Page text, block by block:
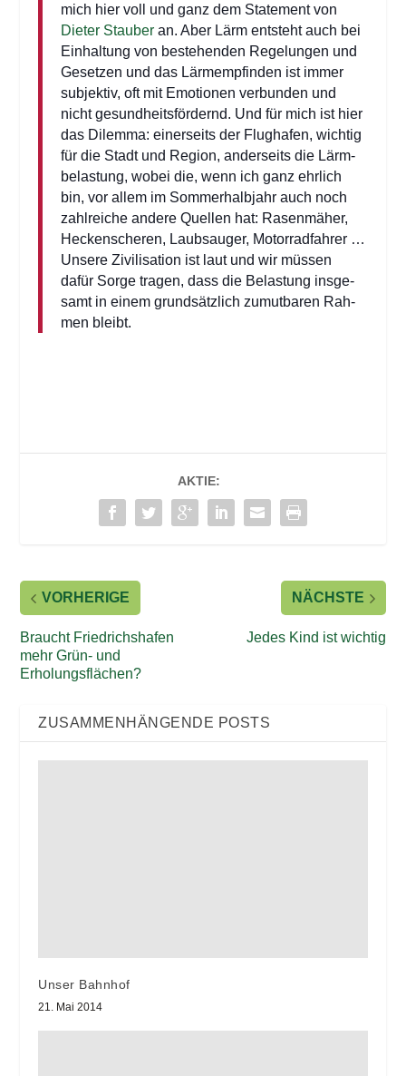
mich hier voll und ganz dem State­ment von
Die­ter Stau­ber an. Aber Lärm ent­steht auch bei
Ein­hal­tung von bestehen­den Rege­lun­gen und
Geset­zen und das Lärm­emp­fin­den ist immer
sub­jek­tiv, oft mit Emo­tio­nen ver­bun­den und
nicht gesund­heits­för­dernd. Und für mich ist hier
das Dilem­ma: einer­seits der Flug­ha­fen, wich­tig
für die Stadt und Regi­on, ander­seits die Lärm­
be­las­tung, wobei die, wenn ich ganz ehr­lich
bin, vor allem im Som­mer­halb­jahr auch noch
zahl­rei­che ande­re Quel­len hat: Rasen­mä­her,
Hecken­sche­ren, Laub­sauger, Motor­rad­fah­rer …
Unse­re Zivi­li­sa­ti­on ist laut und wir müs­sen
dafür Sor­ge tra­gen, dass die Belas­tung ins­ge­
samt in einem grund­sätz­lich zumut­ba­ren Rah­
men bleibt.
AKTIE:
VORHERIGE
Braucht Friedrichshafen
mehr Grün- und
Erholungsflächen?
NÄCHSTE
Jedes Kind ist wichtig
ZUSAMMENHÄNGENDE POSTS
Unser Bahnhof
21. Mai 2014